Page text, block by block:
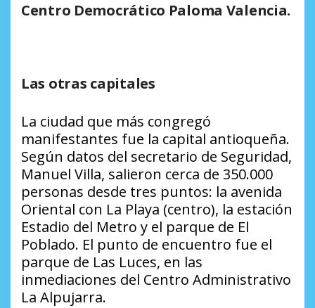
Centro Democrático Paloma Valencia.
Las otras capitales
La ciudad que más congregó
manifestantes fue la capital antioqueña.
Según datos del secretario de Seguridad,
Manuel Villa, salieron cerca de 350.000
personas desde tres puntos: la avenida
Oriental con La Playa (centro), la estación
Estadio del Metro y el parque de El
Poblado. El punto de encuentro fue el
parque de Las Luces, en las
inmediaciones del Centro Administrativo
La Alpujarra.